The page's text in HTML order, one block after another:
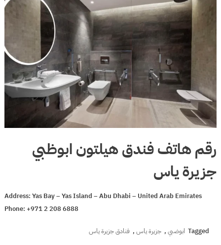
رقم هاتف فندق هيلتون ابوظبي
جزيرة ياس
Address: Yas Bay – Yas Island – Abu Dhabi – United Arab Emirates
Phone: +971 2 208 6888
Tagged ابوضبي , جزيرة ياس , فنادق جزيرة ياس